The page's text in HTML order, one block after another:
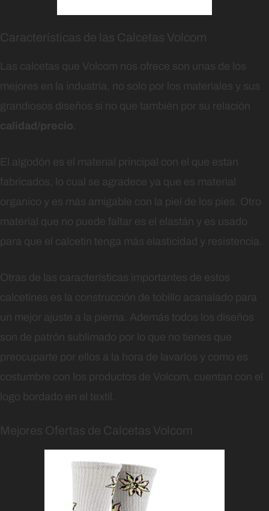
Características de las Calcetas Volcom
Las calcetas que Volcom nos ofrece son unas de los
mejores en la industria, no solo por los materiales y sus
grandiosos diseños si no que también por su relación
calidad/precio.
El algodón es el material principal con el que estan
fabricados, lo cual se agradece ya que es material
organico y es más amigable con la piel de los pies. Otro
material que no puede faltar es el elastán y es usado
para que el calcetin tenga más elasticidad y resistencia.
Otras de las características importantes de estos
calcetines es la construcción de tobillo acanalado para
un mejor ajuste a la pierna. Además todos los diseños
son de patrón sublimado por lo que no tienes que
preocuparte por ellos a la hora de lavarlos y como es
costumbre con los productos de Volcom, cuentan con el
logo bordado en el textil.
Mejores Ofertas de Calcetas Volcom